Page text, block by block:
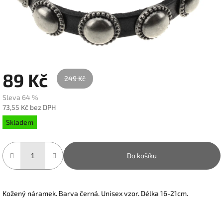
89 Kč 249 Kč
Sleva 64 %
73,55 Kč bez DPH
Měrná
cena:
Skladem
Do košíku
Kožený náramek. Barva černá. Unisex vzor. Délka 16-21cm.